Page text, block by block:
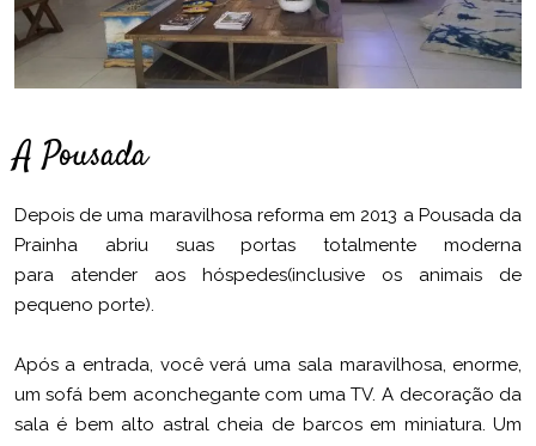
A Pousada
Depois de uma maravilhosa reforma em 2013 a Pousada da
Prainha abriu suas portas totalmente moderna
para atender aos hóspedes(inclusive os animais de
pequeno porte).
Após a entrada, você verá uma sala maravilhosa, enorme,
um sofá bem aconchegante com uma TV. A decoração da
sala é bem alto astral cheia de barcos em miniatura. Um